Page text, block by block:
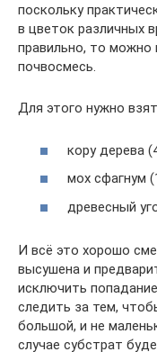
поскольку
в цветок различных
правильно, то можно
почвосмесь.
Для этого нужно
кору дерева
мох сфагнум
древесный
И всё это хорошо
высушена и
исключить
следить за тем,
большой, и не
случае субстрат